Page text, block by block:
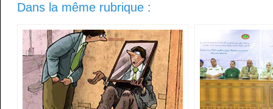
Dans la même rubrique :